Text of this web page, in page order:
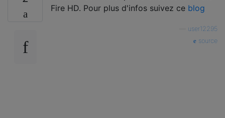
Fire HD. Pour plus d'infos suivez ce blog
user12295
source